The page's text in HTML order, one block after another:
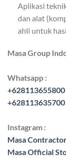
Aplikasi
dan alat
ahli untuk
Masa Group
Whatsapp :
+628113655800
+628113635700
Instagram :
Masa
Masa Official